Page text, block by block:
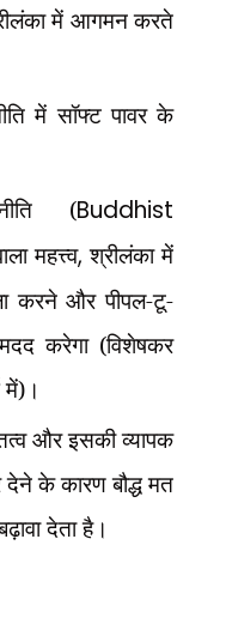
में आगमन करते
में सॉफ्ट पावर के
(Buddhist
महत्त्व,श्रीलंका में
करने और पीपल-टू-
करेगा (विशेषकर
में)।
और इसकी व्यापक
देने के कारण बौद्ध मत
देता है।